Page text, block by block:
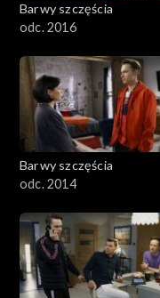
Barwy szczęścia
odc. 2016
Barwy szczęścia
odc. 2014